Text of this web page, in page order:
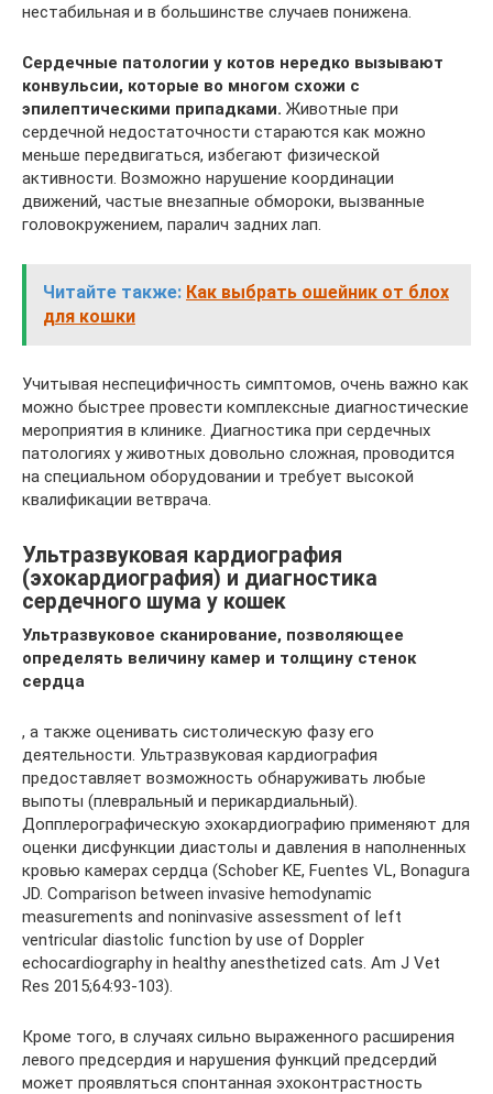
нестабильная и в большинстве случаев понижена.
Сердечные патологии у котов нередко вызывают
конвульсии, которые во многом схожи с
эпилептическими припадками. Животные при
сердечной недостаточности стараются как можно
меньше передвигаться, избегают физической
активности. Возможно нарушение координации
движений, частые внезапные обмороки, вызванные
головокружением, паралич задних лап.
Читайте также: Как выбрать ошейник от блох
для кошки
Учитывая неспецифичность симптомов, очень важно как
можно быстрее провести комплексные диагностические
мероприятия в клинике. Диагностика при сердечных
патологиях у животных довольно сложная, проводится
на специальном оборудовании и требует высокой
квалификации ветврача.
Ультразвуковая кардиография
(эхокардиография) и диагностика
сердечного шума у кошек
Ультразвуковое сканирование, позволяющее
определять величину камер и толщину стенок
сердца
, а также оценивать систолическую фазу его
деятельности. Ультразвуковая кардиография
предоставляет возможность обнаруживать любые
выпоты (плевральный и перикардиальный).
Допплерографическую эхокардиографию применяют для
оценки дисфункции диастолы и давления в наполненных
кровью камерах сердца (Schober KE, Fuentes VL, Bonagura
JD. Comparison between invasive hemodynamic
measurements and noninvasive assessment of left
ventricular diastolic function by use of Doppler
echocardiography in healthy anesthetized cats. Am J Vet
Res 2015;64:93-103).
Кроме того, в случаях сильно выраженного расширения
левого предсердия и нарушения функций предсердий
может проявляться спонтанная эхоконтрастность